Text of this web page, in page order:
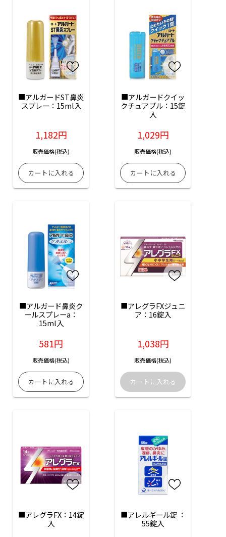
■アルガードST鼻炎
スプレー：15ml入
1,182円
販売価格(税込)
■アルガードクイッ
クチュアブル：15錠
入
1,029円
販売価格(税込)
■アルガード鼻炎ク
ールスプレーa：
15ml入
581円
販売価格(税込)
■アレグラFXジュニ
ア：16錠入
1,038円
販売価格(税込)
■アレグラFX：14錠
入
■アレルギール錠 ：
55錠入